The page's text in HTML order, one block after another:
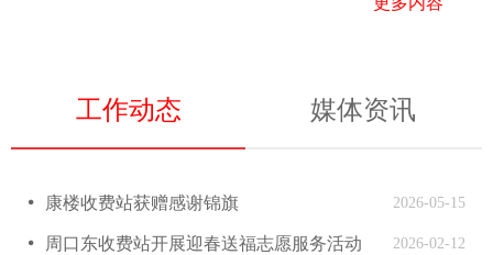
工作动态 媒体资讯
2026-05-15
넸 康楼收费站获赠感谢锦旗
2026-02-12
넸 周口东收费站开展迎春送福志愿服务活动